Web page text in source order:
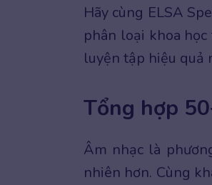
Hãy cùng ELSA
phân loại khoa
luyện tập hiệu quả
Tổng hợp
Âm nhạc là
nhiên hơn. Cùng